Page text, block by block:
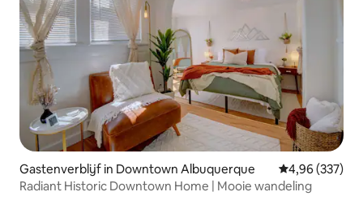
Gastenverblijf in Downtown Albuquerque Gemiddelde
4,96 (337)
Radiant Historic Downtown Home | Mooie wandeling